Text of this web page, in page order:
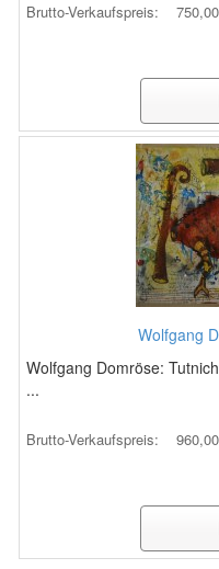
Brutto-Verkaufspreis:
Wolfgang
Wolfgang Domröse:
...
Brutto-Verkaufspreis: